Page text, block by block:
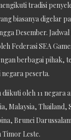
tradisi
biasanya digelar
Desember.
Federasi SEA
berbagai pihak,
peserta.
diikuti oleh 11 negara
Malaysia, Thailand,
Brunei
Timor Leste.